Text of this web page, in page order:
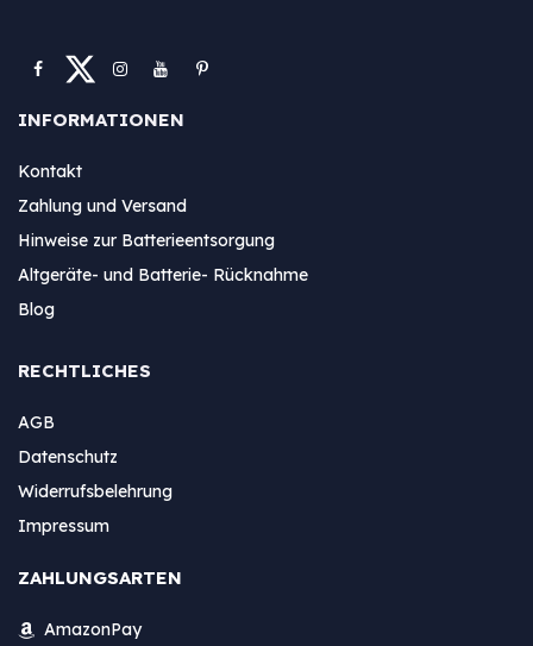
INFORMATIONEN
Kontakt
Zahlung und Versand
Hinweise zur Batterieentsorgung
Altgeräte- und Batterie- Rücknahme
Blog
RECHTLICHES
AGB
Datenschutz
Widerrufsbelehrung
Impressum
ZAHLUNGSARTEN
AmazonPay